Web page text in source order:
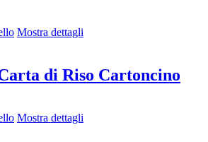
Mostra dettagli
di Riso Cartoncino
Mostra dettagli